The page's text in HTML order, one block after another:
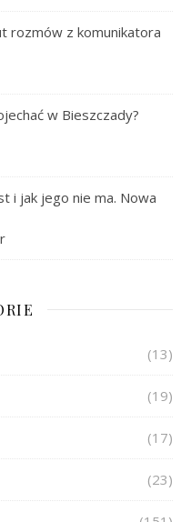
rozmów z komunikatora
w Bieszczady?
i jak jego nie ma. Nowa
(13)
(19)
(17)
(23)